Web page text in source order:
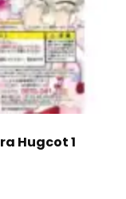
Hugcot 1